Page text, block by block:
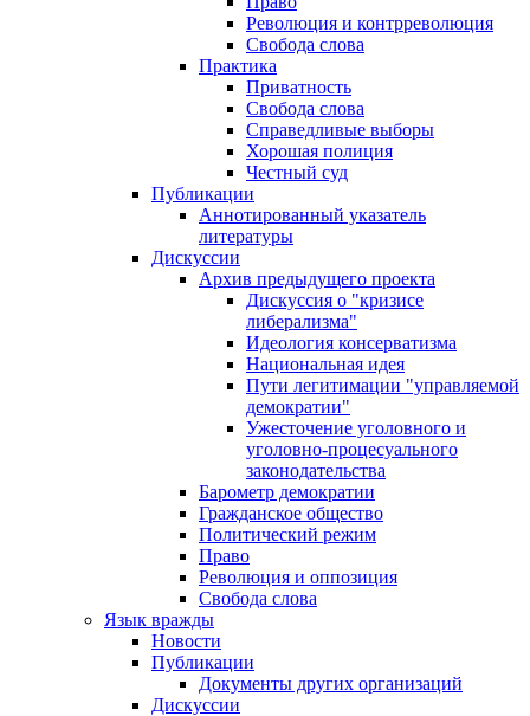
Революция и контрреволюция
Свобода слова
Практика
Приватность
Свобода слова
Справедливые выборы
Хорошая полиция
Честный суд
Публикации
Аннотированный указатель
литературы
Дискуссии
Архив предыдущего проекта
Дискуссия о "кризисе
либерализма"
Идеология консерватизма
Национальная идея
Пути легитимации "управляемой
демократии"
Ужесточение уголовного и
уголовно-процесуального
законодательства
Барометр демократии
Гражданское общество
Политический режим
Право
Революция и оппозиция
Свобода слова
Язык вражды
Новости
Публикации
Документы других организаций
Дискуссии